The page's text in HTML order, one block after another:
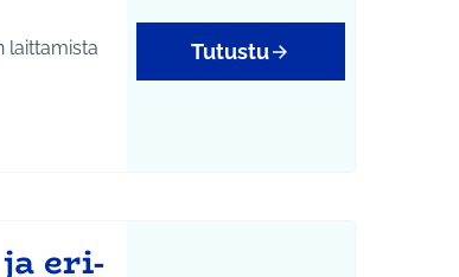
laittamista
Tutustu
eri-